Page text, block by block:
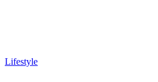
Lifestyle